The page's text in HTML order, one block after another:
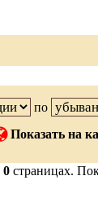
по
Показать на
0 страницах.